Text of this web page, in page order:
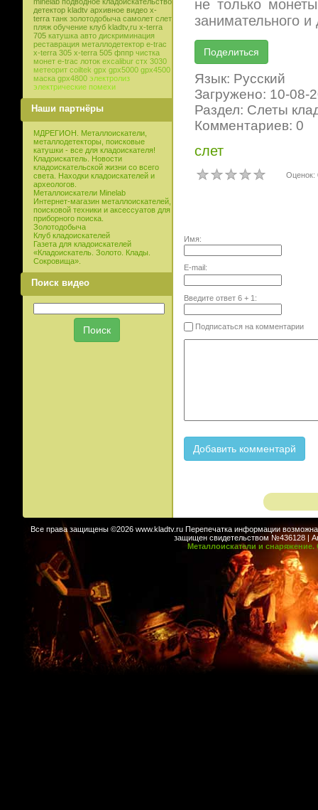
детектор kladtv архивное видео x-
terra танк золотодобыча самолет слет
пляж обучение клуб kladtv,ru x-terra
705 катушка авто дискриминация
реставрация металлодетектор e-trac
x-terra 305 x-terra 505 фппр чистка
монет e-trac лоток excalibur стх 3030
метеорит coiltek gpx gpx5000 gpx4500
маска gpx4800 электролиз
электрические помехи
Наши партнёры
МДРЕГИОН. Металлоискатели,
металлодетекторы, поисковые
катушки - все для кладоискателя!
Кладоискатель. Новости
кладоискательской жизни со всего
света. Находки кладоискателей и
археологов.
Металлоискатели Minelab
Интернет-магазин металлоискателей,
поисковой техники и аксессуатов для
приборного поиска.
Золотодобыча
Клуб кладоискателей
Газета для кладоискателей
«Кладоискатель. Золото. Клады.
Сокровища».
Поиск видео
не только
занимательного
Язык: Русский
Загружено: 10-08-
Раздел: Слеты
Комментариев: 0
слет
Оценок:
Имя:
E-mail:
Введите ответ 6+ 1 :
Подписаться на комментарии
Все права защищены ©2026 www.kladtv.ru Перепечатка информации возможна
защищен свидетельством №436128 |
Металлоискатели и